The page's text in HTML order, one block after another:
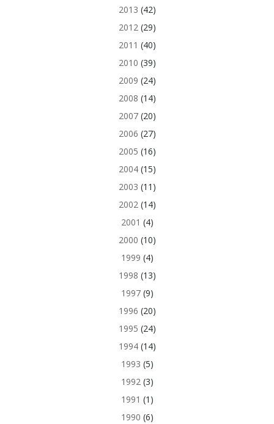
2013 (42)
2012(29)
2011 (40)
2010 (39)
2009 (24)
2008 (14)
2007(20)
2006 (27)
2005 (16)
2004(15)
2003 (11)
2002(14)
2001 (4)
2000 (10)
1999 (4)
1998 (13)
1997(9)
1996 (20)
1995 (24)
1994(14)
1993 (5)
1992(3)
1991 (1)
1990 (6)